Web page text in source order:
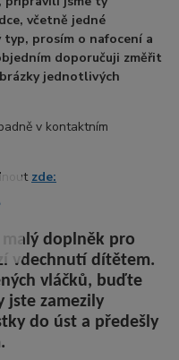
včetně jedné
prosím o nafocení a
doporučuji změřit
jednotlivých
v kontaktním
zde:
malý doplněk pro
vdechnutí dítětem.
vláčků, buďte
jste zamezily
do úst a předešly